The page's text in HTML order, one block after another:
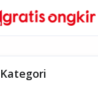
Kategori